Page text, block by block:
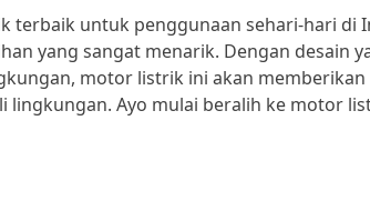
terbaik untuk penggunaan sehari-hari di
yang sangat menarik. Dengan desain
motor listrik ini akan memberikan
lingkungan. Ayo mulai beralih ke motor